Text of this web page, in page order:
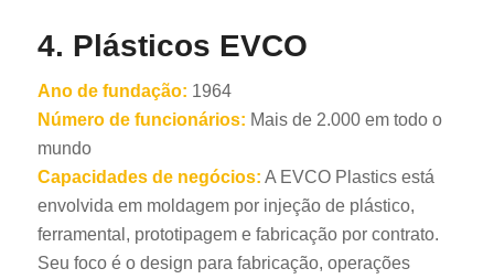
4. Plásticos EVCO
Ano de fundação: 1964
Número de funcionários: Mais de 2.000 em todo o
mundo
Capacidades de negócios: A EVCO Plastics está
envolvida em moldagem por injeção de plástico,
ferramental, prototipagem e fabricação por contrato.
Seu foco é o design para fabricação, operações